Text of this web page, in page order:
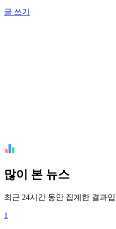
글 쓰기
많이 본 뉴스
최근 24시간 동안 집계한 결과
1